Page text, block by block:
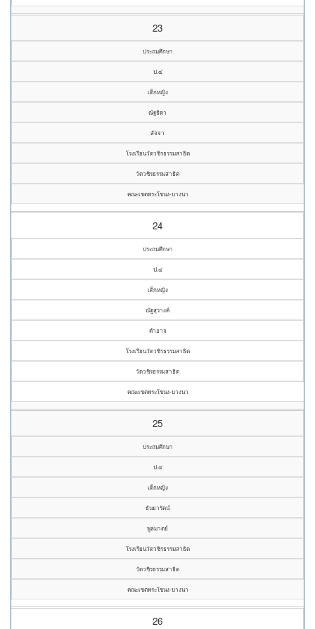
23
ประถมศึกษา
ป.๔
เด็กหญิง
ณัฐธิดา
สัจจา
โรงเรียนวัดวชิรธรรมสาธิต
วัดวชิรธรรมสาธิต
คณะเขตพระโขนง-บางนา
24
ประถมศึกษา
ป.๔
เด็กหญิง
ณัฐสุรางค์
คำอาจ
โรงเรียนวัดวชิรธรรมสาธิต
วัดวชิรธรรมสาธิต
คณะเขตพระโขนง-บางนา
25
ประถมศึกษา
ป.๔
เด็กหญิง
ธันยารัตน์
พูลมาตย์
โรงเรียนวัดวชิรธรรมสาธิต
วัดวชิรธรรมสาธิต
คณะเขตพระโขนง-บางนา
26